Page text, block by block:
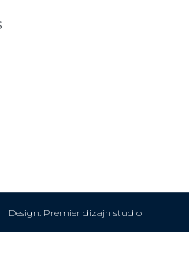
Design: Premier dizajn studio